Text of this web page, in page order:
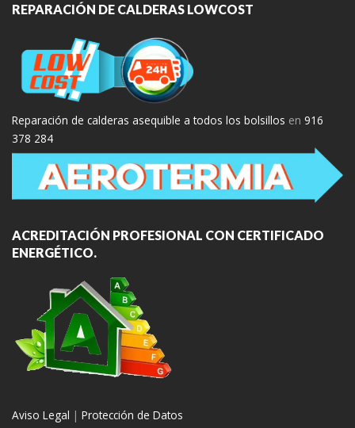
REPARACIÓN DE CALDERAS LOWCOST
Reparación de calderas asequible a todos los bolsillos en 916
378 284
ACREDITACIÓN PROFESIONAL CON CERTIFICADO
ENERGÉTICO.
Aviso Legal | Protección de Datos